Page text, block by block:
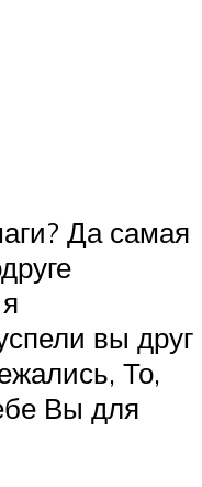
Да самая
вы друг
То,
Вы для